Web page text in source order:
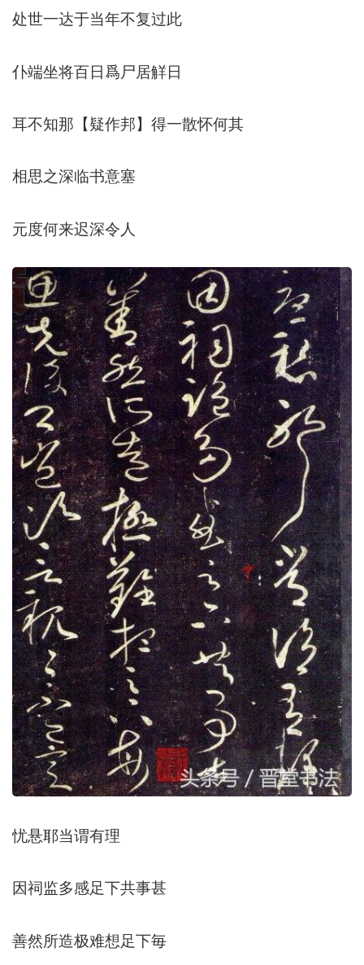
处世一达于当年不复过此
仆端坐将百日爲尸居觧日
耳不知那【疑作邦】得一散怀何其
相思之深临书意塞
元度何来迟深令人
忧悬耶当谓有理
因祠监多感足下共事甚
善然所造极难想足下毎